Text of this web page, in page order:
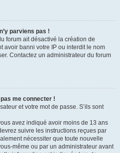
parviens pas !
forum ait désactivé la création de
avoir banni votre IP ou interdit le nom
Contactez un administrateur du forum
me connecter !
et votre mot de passe. S’ils sont
avez indiqué avoir moins de 13 ans
suivre les instructions reçues par
nécessiter que toute nouvelle
même ou par un administrateur avant